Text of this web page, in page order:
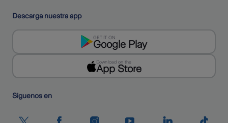
Descarga nuestra app
GET IT ON
Google Play
Download on the
App Store
Siguenos en